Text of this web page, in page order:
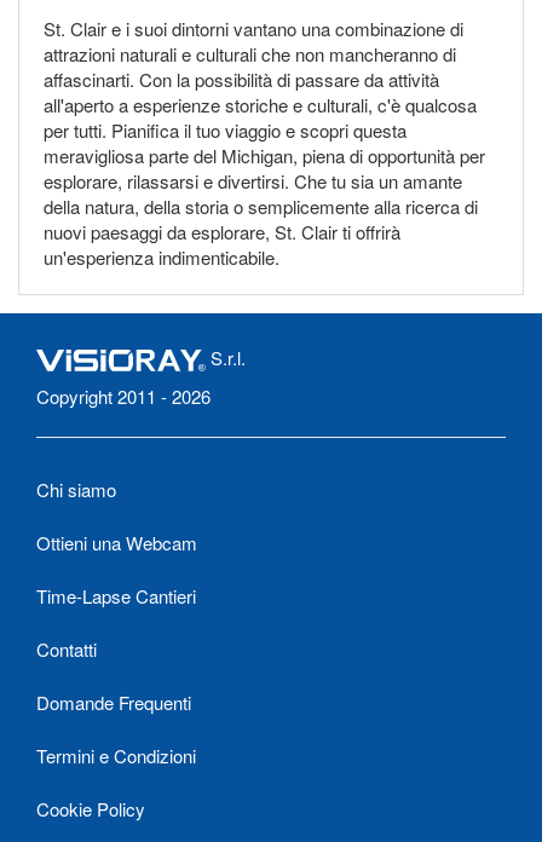
St. Clair e i suoi dintorni vantano una combinazione di
attrazioni naturali e culturali che non mancheranno di
affascinarti. Con la possibilità di passare da attività
all'aperto a esperienze storiche e culturali, c'è qualcosa
per tutti. Pianifica il tuo viaggio e scopri questa
meravigliosa parte del Michigan, piena di opportunità per
esplorare, rilassarsi e divertirsi. Che tu sia un amante
della natura, della storia o semplicemente alla ricerca di
nuovi paesaggi da esplorare, St. Clair ti offrirà
un'esperienza indimenticabile.
S.r.l.
Copyright 2011 - 2026
Chi siamo
Ottieni una Webcam
Time-Lapse Cantieri
Contatti
Domande Frequenti
Termini e Condizioni
Cookie Policy